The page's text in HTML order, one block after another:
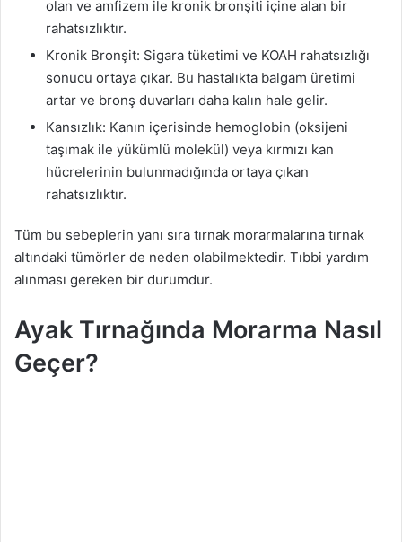
olan ve amfizem ile kronik bronşiti içine alan bir
rahatsızlıktır.
Kronik Bronşit: Sigara tüketimi ve KOAH rahatsızlığı
sonucu ortaya çıkar. Bu hastalıkta balgam üretimi
artar ve bronş duvarları daha kalın hale gelir.
Kansızlık: Kanın içerisinde hemoglobin (oksijeni
taşımak ile yükümlü molekül) veya kırmızı kan
hücrelerinin bulunmadığında ortaya çıkan
rahatsızlıktır.
Tüm bu sebeplerin yanı sıra tırnak morarmalarına tırnak
altındaki tümörler de neden olabilmektedir. Tıbbi yardım
alınması gereken bir durumdur.
Ayak Tırnağında Morarma Nasıl
Geçer?